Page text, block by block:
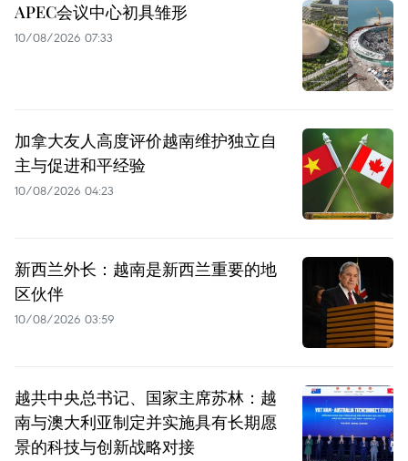
APEC会议中心初具雏形
10/08/2026 07:33
加拿大友人高度评价越南维护独立自
主与促进和平经验
10/08/2026 04:23
新西兰外长：越南是新西兰重要的地
区伙伴
10/08/2026 03:59
越共中央总书记、国家主席苏林：越
南与澳大利亚制定并实施具有长期愿
景的科技与创新战略对接